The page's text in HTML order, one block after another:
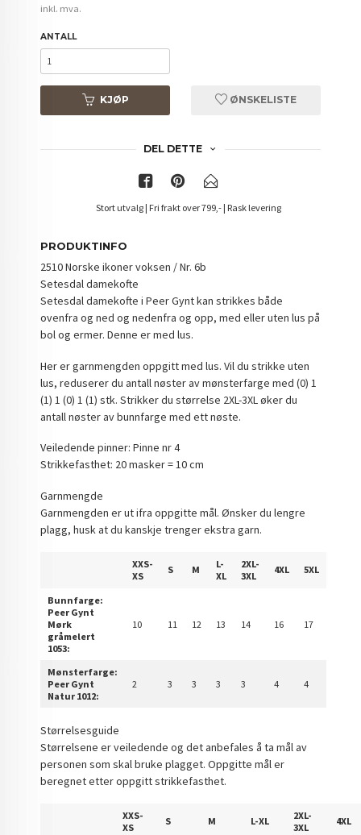
inkl. mva.
ANTALL
KJØP ØNSKELISTE
DEL DETTE
Stort utvalg | Fri frakt over 799,- | Rask levering
PRODUKTINFO
2510 Norske ikoner voksen / Nr. 6b
Setesdal damekofte
Setesdal damekofte i Peer Gynt kan strikkes både
ovenfra og ned og nedenfra og opp, med eller uten lus på
bol og ermer. Denne er med lus.
Her er garnmengden oppgitt med lus. Vil du strikke uten
lus, reduserer du antall nøster av mønsterfarge med (0) 1
(1) 1 (0) 1 (1) stk. Strikker du størrelse 2XL-3XL øker du
antall nøster av bunnfarge med ett nøste.
Veiledende pinner: Pinne nr 4
Strikkefasthet: 20 masker = 10 cm
Garnmengde
Garnmengden er ut ifra oppgitte mål. Ønsker du lengre
plagg, husk at du kanskje trenger ekstra garn.
XXS-
XS
S M
L-
XL
2XL-
3XL
4XL 5XL
Bunnfarge:
Peer Gynt
Mørk
gråmelert
1053:
10 11 12 13 14 16 17
Mønsterfarge:
Peer Gynt
Natur 1012:
2 3 3 3 3 4 4
Størrelsesguide
Størrelsene er veiledende og det anbefales å ta mål av
personen som skal bruke plagget. Oppgitte mål er
beregnet etter oppgitt strikkefasthet.
XXS-
XS
S M L-XL
2XL-
3XL
4XL